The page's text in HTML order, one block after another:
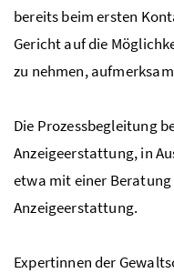
bereits beim ersten
Gericht auf die
zu nehmen,
Die Prozessbegleitung
Anzeigeerstattung, in
etwa mit einer
Anzeigeerstattung.
Expertinnen der